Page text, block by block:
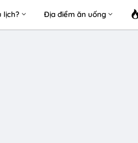
lịch? Địa điểm ăn uống